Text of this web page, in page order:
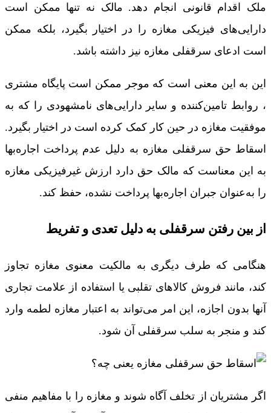
ملک اقدام قانونی انجام دهد. مالک نه‌ تنها ممکن است
دارایی‌های فیزیکی مغازه را در اختیار بگیرد، بلکه ممکن
است ادعای سرقفلی مغازه نیز داشته باشد.
این به این معنی است که موجر ممکن است پایگاه مشتری
، روابط تامین‌کننده و سایر دارایی‌های نامشهودی را که به
موفقیت مغازه در حین کار کمک کرده است در اختیار بگیرد.
اسقاط حق سرقفلی مغازه به دلیل عدم پرداخت اجاره‌بها
به این معناست که مالک حق دارد ارزش غیرفیزیکی مغازه
را به‌عنوان جبران اجاره‌بها پرداخت نشده، حفظ کند.
از بین رفتن سرقفلی به دلیل تعدی و تفریط
هنگامی که طرف دیگری به مالکیت معنوی مغازه تجاوز
کند، مانند فروش کالاهای تقلبی یا استفاده از علامت تجاری
آنها بدون اجازه، این امر می‌تواند به اعتبار مغازه لطمه وارد
کند و منجر به سلب سرقفلی آن شود.
اگر مشتریان از تخلف آگاه شوند و مغازه را با مفاهیم منفی